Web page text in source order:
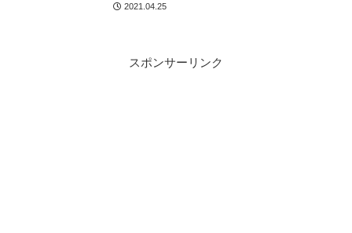
2021.04.25
スポンサーリンク